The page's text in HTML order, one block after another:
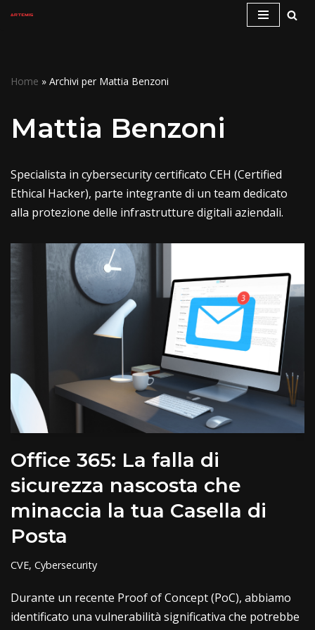
contenuto
Home » Archivi per Mattia Benzoni
Mattia Benzoni
Specialista in cybersecurity certificato CEH (Certified
Ethical Hacker), parte integrante di un team dedicato
alla protezione delle infrastrutture digitali aziendali.
Office 365: La falla di
sicurezza nascosta che
minaccia la tua Casella di
Posta
CVE, Cybersecurity
Durante un recente Proof of Concept (PoC), abbiamo
identificato una vulnerabilità significativa che potrebbe